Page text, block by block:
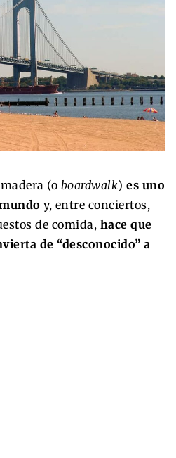
(o boardwalk) es uno
y, entre conciertos,
de comida, hace que
de “desconocido” a